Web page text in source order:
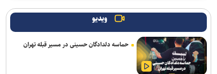
یمن: هشتمین نفتکش سعودی را در شمال دریای سرخ هدف قرار دادیم
سی‌بی‌اس: آمریکا بخش عمده ذخایر موشک‌های دوربرد خود را مصرف
کرده است
المیادین: احتمال تدوین تفاهمنامه‌ای جداگانه درباره تنگه هرمز
ویدیو
حماسه دلدادگان حسینی در مسیر قبله تهران